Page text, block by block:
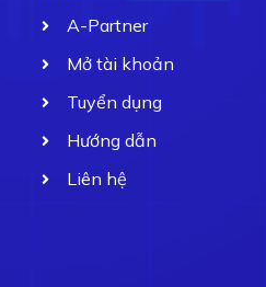
A-Partner
Mở tài khoản
Tuyển dụng
Hướng dẫn
Liên hệ